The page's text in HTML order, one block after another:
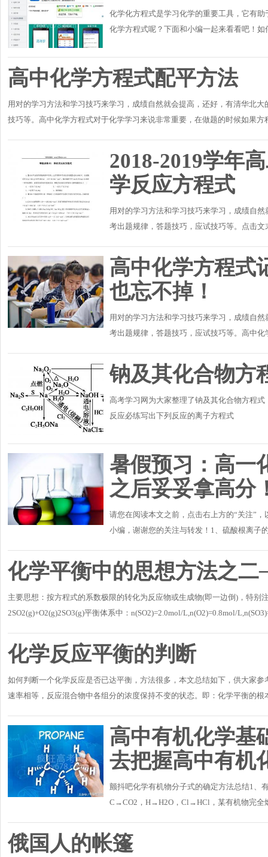
化学化方程式是学习化学的重要工具，它有
化学方程式呢？下面和小编一起来看看吧！
高中化学方程式配平方法
用对的学习方法和学习技巧来学习，成绩自然就会提高，还好，有清华北
技巧等。高中化学方程式对于化学学习来说非常重要，在做题的时候如果
2018-2019学年
学反应方程式
用对的学习方法和学习技巧来学习，成绩自
考出题规律，答题技巧，应试技巧等。点击
高中化学方程式
也忘不掉！
用对的学习方法和学习技巧来学习，成绩自
考出题规律，答题技巧，应试技巧等。高中
钠及其化合物方
高考学习网为大家整理了钠及其化合物方程
反应必练写出下列反应的离子方程式
暑假预习：高一
之后妥妥拿高分
请您在阅读本文之前，点击右上方的“关注”
小编，谢谢您的关注与转发！1、硫酸根离子
化学平衡中的思想方法之
主要思想：按方程式的系数极限的转化为反应物或生成物(即一边倒)，特
2SO2(g)+O2(g)2SO3(g)平衡体系中：n(SO2)=2.0mol/L,n(O2)=0.8mol/
化学反应平衡的判断
如何判断一个化学反应是否已达平衡，方法很多，本文总结如下，供大家
速率相等，反应混合物中各组分的浓度保持不变的状态。即：化学平衡的
高中有机化学基
去把握高中有机
颤抖吧化学有机物分子式的确定方法总结1、
C→CO2，H→H2O，Cl→HCl，某有机物完全
俄国人的帐篷